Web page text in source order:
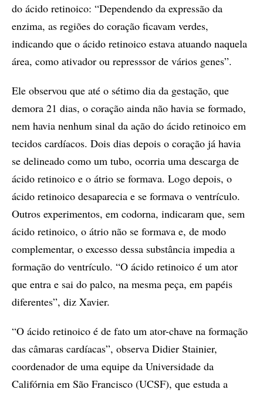
do ácido retinoico: “Dependendo da expressão da
enzima, as regiões do coração ficavam verdes,
indicando que o ácido retinoico estava atuando naquela
área, como ativador ou represssor de vários genes”.
Ele observou que até o sétimo dia da gestação, que
demora 21 dias, o coração ainda não havia se formado,
nem havia nenhum sinal da ação do ácido retinoico em
tecidos cardíacos. Dois dias depois o coração já havia
se delineado como um tubo, ocorria uma descarga de
ácido retinoico e o átrio se formava. Logo depois, o
ácido retinoico desaparecia e se formava o ventrículo.
Outros experimentos, em codorna, indicaram que, sem
ácido retinoico, o átrio não se formava e, de modo
complementar, o excesso dessa substância impedia a
formação do ventrículo. “O ácido retinoico é um ator
que entra e sai do palco, na mesma peça, em papéis
diferentes”, diz Xavier.
“O ácido retinoico é de fato um ator-chave na formação
das câmaras cardíacas”, observa Didier Stainier,
coordenador de uma equipe da Universidade da
Califórnia em São Francisco (UCSF), que estuda a